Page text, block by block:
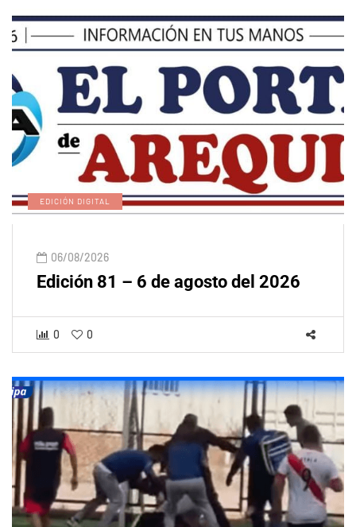
EDICIÓN DIGITAL
06/08/2026
Edición 81 – 6 de agosto del 2026
0 0